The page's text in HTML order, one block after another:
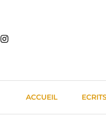
ACCUEIL